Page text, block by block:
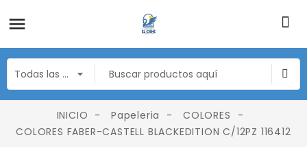
INICIO Papeleria
COLORES
COLORES FABER-CASTELL BLACKEDITION C/12PZ 116412